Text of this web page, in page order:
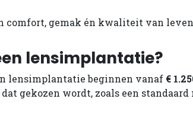
comfort, gemak én kwaliteit van
lensimplantatie?
lensimplantatie beginnen vanaf €
gekozen wordt, zoals een